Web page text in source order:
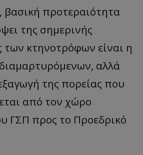
προτεραιότητα
της σημερινής
των κτηνοτρόφων είναι η
αλλά
της πορείας που
από τον χώρο
ΓΣΠ προς το Προεδρικό